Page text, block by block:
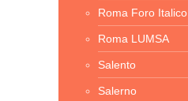
Roma Foro Italico
Roma LUMSA
Salento
Salerno